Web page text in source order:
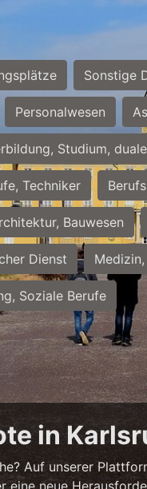
Sonstige
Personalwesen
Studium,
Techniker
Bauwesen
Dienst
Soziale Berufe
in
Auf unserer